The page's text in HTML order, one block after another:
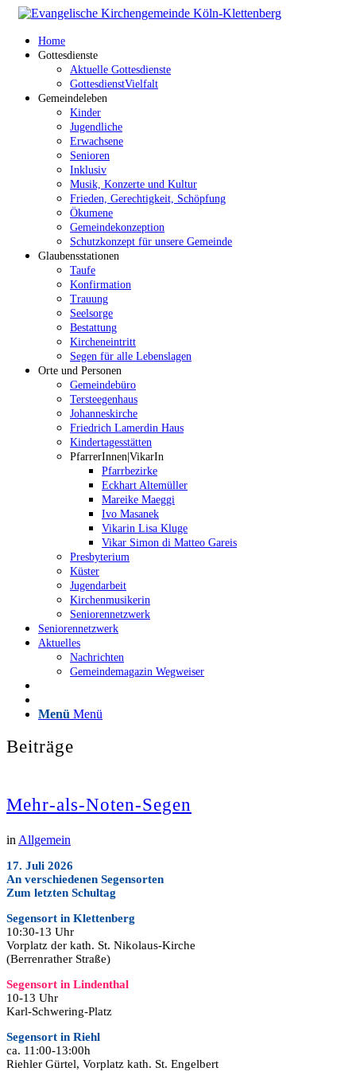
Home
Gottesdienste
Aktuelle Gottesdienste
GottesdienstVielfalt
Gemeindeleben
Kinder
Jugendliche
Erwachsene
Senioren
Inklusiv
Musik, Konzerte und Kultur
Frieden, Gerechtigkeit, Schöpfung
Ökumene
Gemeindekonzeption
Schutzkonzept für unsere Gemeinde
Glaubensstationen
Taufe
Konfirmation
Trauung
Seelsorge
Bestattung
Kircheneintritt
Segen für alle Lebenslagen
Orte und Personen
Gemeindebüro
Tersteegenhaus
Johanneskirche
Friedrich Lamerdin Haus
Kindertagesstätten
PfarrerInnen|VikarIn
Pfarrbezirke
Eckhart Altemüller
Mareike Maeggi
Ivo Masanek
Vikarin Lisa Kluge
Vikar Simon di Matteo Gareis
Presbyterium
Küster
Jugendarbeit
Kirchenmusikerin
Seniorennetzwerk
Seniorennetzwerk
Aktuelles
Nachrichten
Gemeindemagazin Wegweiser
Menü Menü
Beiträge
Mehr-als-Noten-Segen
in Allgemein
17. Juli 2026
An verschiedenen Segensorten
Zum letzten Schultag
Segensort in Klettenberg
10:30-13 Uhr
Vorplatz der kath. St. Nikolaus-Kirche
(Berrenrather Straße)
Segensort in Lindenthal
10-13 Uhr
Karl-Schwering-Platz
Segensort in Riehl
ca. 11:00-13:00h
Riehler Gürtel, Vorplatz kath. St. Engelbert